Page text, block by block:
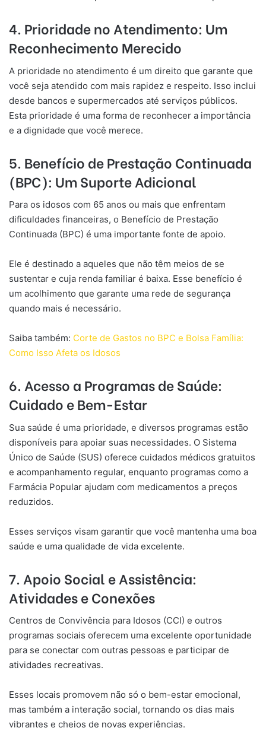
4. Prioridade no Atendimento: Um
Reconhecimento Merecido
A prioridade no atendimento é um direito que garante que
você seja atendido com mais rapidez e respeito. Isso inclui
desde bancos e supermercados até serviços públicos.
Esta prioridade é uma forma de reconhecer a importância
e a dignidade que você merece.
5. Benefício de Prestação Continuada
(BPC): Um Suporte Adicional
Para os idosos com 65 anos ou mais que enfrentam
dificuldades financeiras, o Benefício de Prestação
Continuada (BPC) é uma importante fonte de apoio.
Ele é destinado a aqueles que não têm meios de se
sustentar e cuja renda familiar é baixa. Esse benefício é
um acolhimento que garante uma rede de segurança
quando mais é necessário.
Saiba também: Corte de Gastos no BPC e Bolsa Família:
Como Isso Afeta os Idosos
6. Acesso a Programas de Saúde:
Cuidado e Bem-Estar
Sua saúde é uma prioridade, e diversos programas estão
disponíveis para apoiar suas necessidades. O Sistema
Único de Saúde (SUS) oferece cuidados médicos gratuitos
e acompanhamento regular, enquanto programas como a
Farmácia Popular ajudam com medicamentos a preços
reduzidos.
Esses serviços visam garantir que você mantenha uma boa
saúde e uma qualidade de vida excelente.
7. Apoio Social e Assistência:
Atividades e Conexões
Centros de Convivência para Idosos (CCI) e outros
programas sociais oferecem uma excelente oportunidade
para se conectar com outras pessoas e participar de
atividades recreativas.
Esses locais promovem não só o bem-estar emocional,
mas também a interação social, tornando os dias mais
vibrantes e cheios de novas experiências.